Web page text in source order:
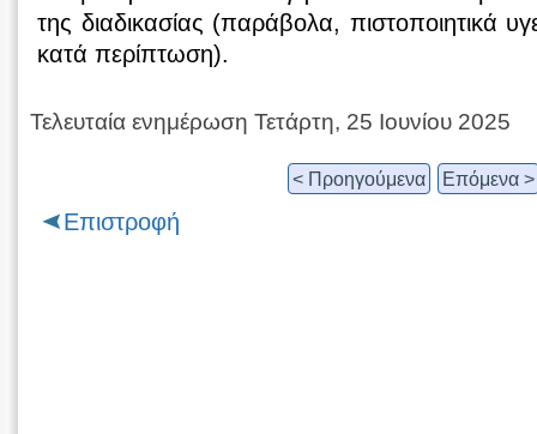
της διαδικασίας (παράβολα, πιστοποιητικά
κατά περίπτωση).
Τελευταία ενημέρωση Τετάρτη, 25 Ιουνίου 2025
< Προηγούμενα Επόμενα >
Επιστροφή